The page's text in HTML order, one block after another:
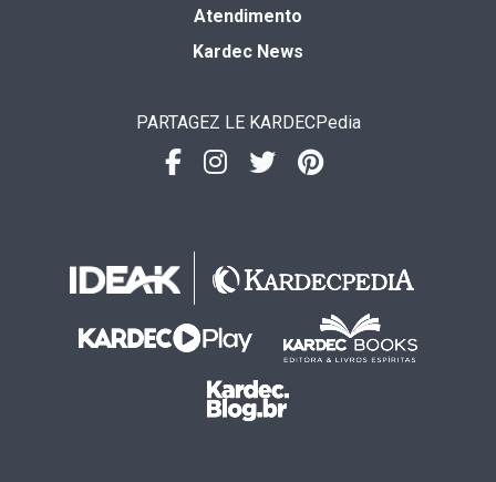
Atendimento
Kardec News
PARTAGEZ LE KARDECPedia